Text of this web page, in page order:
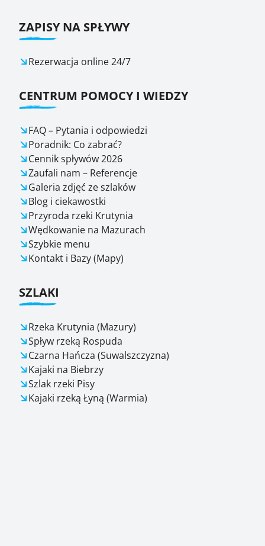
ZAPISY NA SPŁYWY
Rezerwacja online 24/7
CENTRUM POMOCY I WIEDZY
FAQ – Pytania i odpowiedzi
Poradnik: Co zabrać?
Cennik spływów 2026
Zaufali nam – Referencje
Galeria zdjęć ze szlaków
Blog i ciekawostki
Przyroda rzeki Krutynia
Wędkowanie na Mazurach
Szybkie menu
Kontakt i Bazy (Mapy)
SZLAKI
Rzeka Krutynia (Mazury)
Spływ rzeką Rospuda
Czarna Hańcza (Suwalszczyzna)
Kajaki na Biebrzy
Szlak rzeki Pisy
Kajaki rzeką Łyną (Warmia)